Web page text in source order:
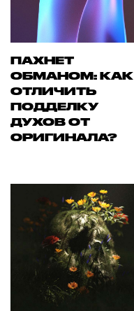
ПАХНЕТ
ОБМАНОМ: КАК
ОТЛИЧИТЬ
ПОДДЕЛКУ
ДУХОВ ОТ
ОРИГИНАЛА?